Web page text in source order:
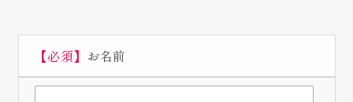
【必須】 お名前